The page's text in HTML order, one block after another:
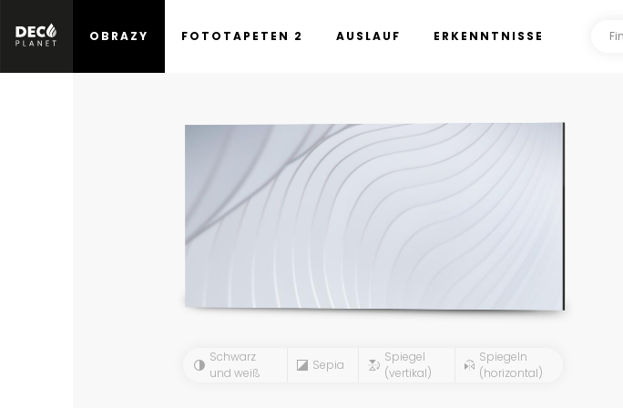
OBRAZY FOTOTAPETEN 2 AUSLAUF ERKENNTNISSE
Schwarz
und weiß
Sepia
Spiegel
(vertikal)
Spiegeln
(horizontal)